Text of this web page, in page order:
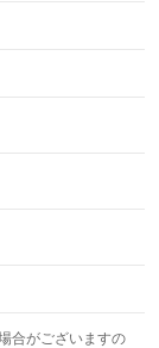
合がございますの